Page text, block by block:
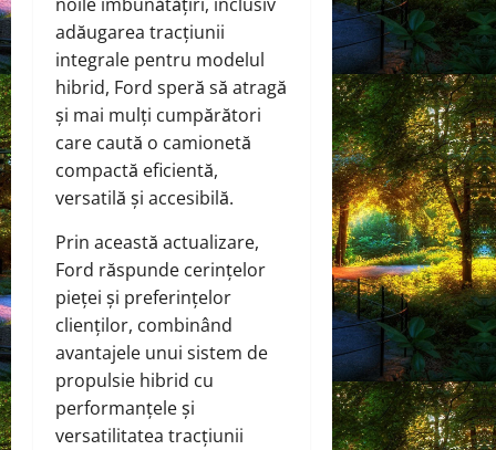
noile îmbunătățiri, inclusiv
adăugarea tracțiunii
integrale pentru modelul
hibrid, Ford speră să atragă
și mai mulți cumpărători
care caută o camionetă
compactă eficientă,
versatilă și accesibilă.
Prin această actualizare,
Ford răspunde cerințelor
pieței și preferințelor
clienților, combinând
avantajele unui sistem de
propulsie hibrid cu
performanțele și
versatilitatea tracțiunii